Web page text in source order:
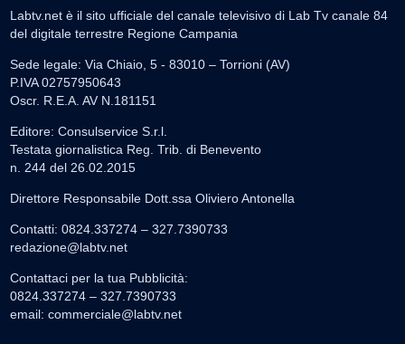
Labtv.net è il sito ufficiale del canale televisivo di Lab Tv canale 84
del digitale terrestre Regione Campania
Sede legale: Via Chiaio, 5 - 83010 – Torrioni (AV)
P.IVA 02757950643
Oscr. R.E.A. AV N.181151
Editore: Consulservice S.r.l.
Testata giornalistica Reg. Trib. di Benevento
n. 244 del 26.02.2015
Direttore Responsabile Dott.ssa Oliviero Antonella
Contatti: 0824.337274 – 327.7390733
redazione@labtv.net
Contattaci per la tua Pubblicità:
0824.337274 – 327.7390733
email: commerciale@labtv.net